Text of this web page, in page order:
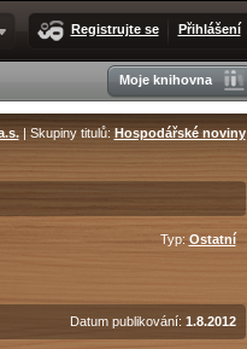
Registrujte se Přihlášení
Moje knihovna
| Skupiny titulů: Hospodářské noviny
Typ: Ostatní
Datum publikování: 1.8.2012